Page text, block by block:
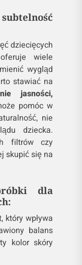
dziecięcych
wiele
wygląd
stawiać na
jasności,
pomóc w
nie
dziecka.
filtrów czy
skupić się na
dla
wpływa
balans
kolor skóry